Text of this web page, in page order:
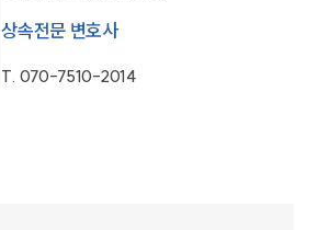
상속전문 변호사
T. 070-7510-2014